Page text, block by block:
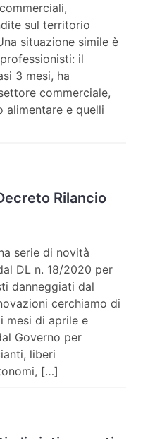
sul territorio
situazione simile è
il
3 mesi, ha
commerciale,
alimentare e quelli
Rilancio
serie di novità
DL n. 18/2020 per
danneggiati dal
cerchiamo di
mesi di aprile e
Governo per
liberi
[…]